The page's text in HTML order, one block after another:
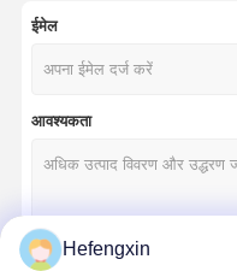
पूर्वाग्रह अवरोधक ट्रांजिस्टर
ईएसडी सुरक्षा डायोड
डायोड Schottky रेक्टिफायर
ईमेल
आवश्यकता
Hefengxin